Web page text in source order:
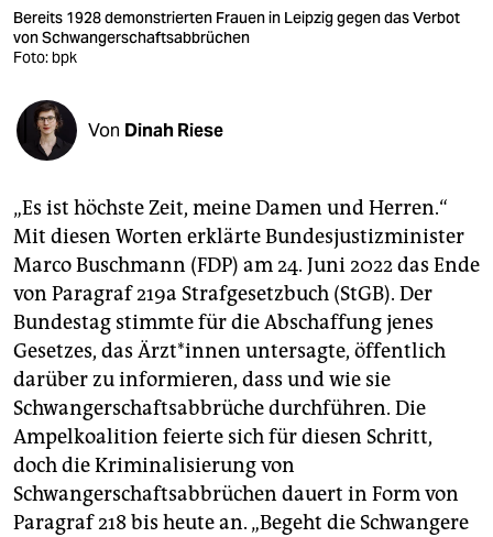
verlag
veranstaltungen
shop
fragen & hilfe
abo
genossenschaft
epaper login
Bereits 1928 demonstrierten Frauen in Leipzig gegen das Verbot
von Schwanger­schafts­ab­brüchen
Foto: bpk
Von Dinah Riese
„Es ist höchste Zeit, meine Damen und Herren.“
Mit diesen Worten erklärte Bundesjustizminister
Marco Buschmann (FDP) am 24. Juni 2022 das Ende
von Paragraf 219a Strafgesetzbuch (StGB). Der
Bundestag stimmte für die Abschaffung jenes
Gesetzes, das Ärz­t*in­nen untersagte, öffentlich
darüber zu informieren, dass und wie sie
Schwangerschaftsabbrüche durchführen. Die
Ampelkoalition feierte sich für diesen Schritt,
doch die Kriminalisierung von
Schwangerschaftsabbrüchen dauert in Form von
Paragraf 218 bis heute an. „Begeht die Schwangere